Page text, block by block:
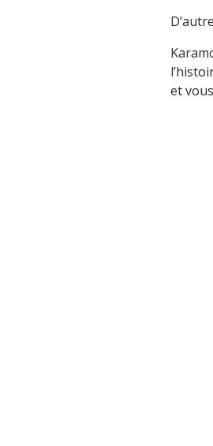
et